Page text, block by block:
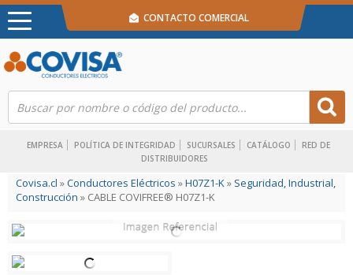
EMPRESA POLÍTICA DE INTEGRIDAD SUCURSALES CATÁLOGO
RED DE
DISTRIBUIDORES
CONTACTO COMERCIAL
Covisa.cl »Conductores Eléctricos »H07Z1-K» Seguridad, Industrial,
Construcción » CABLE COVIFREE® H07Z1-K